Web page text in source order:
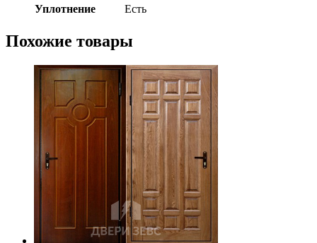
Уплотнение
Есть
Похожие товары